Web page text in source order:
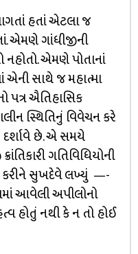
હતાં એટલા જ
એમણે ગાંધીજીની
એમણે પોતાનાં
એની સાથે જ મહાત્મા
ઐતિહાસિક
સ્થિતિનું વિવેચન કરે
છે. એ સમયે
ગતિવિધિયોની
કરીને સુખદેવે લખ્યું —-
આવેલી અપીલોનો
હોતું નથી કે ન તો હોઈ